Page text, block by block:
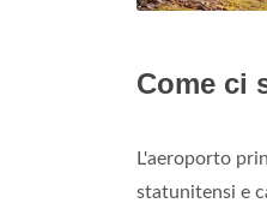
Come ci
L'aeroporto
statunitensi e